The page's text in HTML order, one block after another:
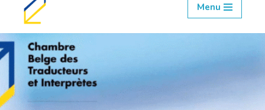
Aller
contenu
Menu